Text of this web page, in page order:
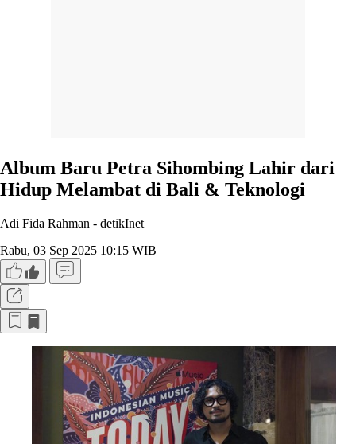
Album Baru Petra Sihombing Lahir dari
Hidup Melambat di Bali & Teknologi
Adi Fida Rahman - detikInet
Rabu, 03 Sep 2025 10:15 WIB